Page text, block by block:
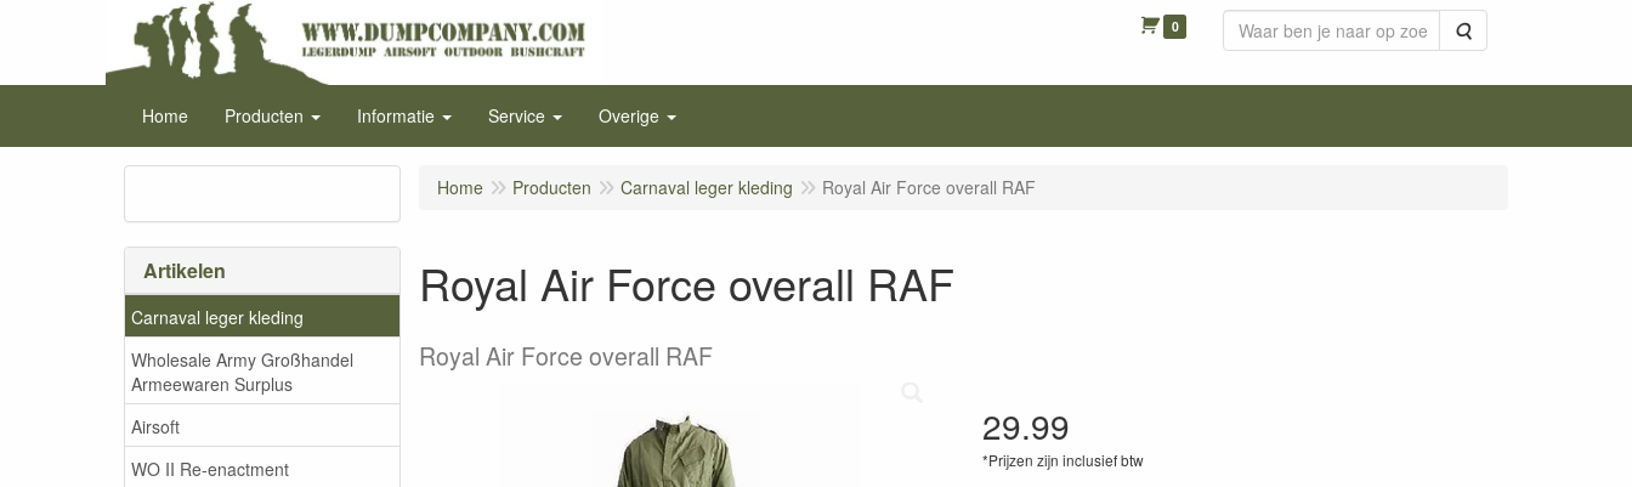
0 Zoeken
Home Producten Informatie Service Overige
Artikelen
Carnaval leger kleding
Wholesale Army Großhandel
Armeewaren Surplus
Airsoft
WO II Re-enactment
Home Producten Carnaval leger kleding Royal Air Force overall RAF
Royal Air Force overall RAF
Royal Air Force overall RAF
29.99
*Prijzen zijn inclusief btw